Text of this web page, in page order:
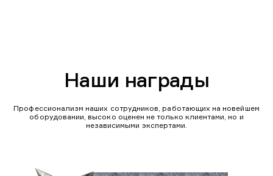
Наши награды
Профессионализм наших сотрудников, работающих на новейшем
оборудовании, высоко оценен не только клиентами, но и
независимыми экспертами.